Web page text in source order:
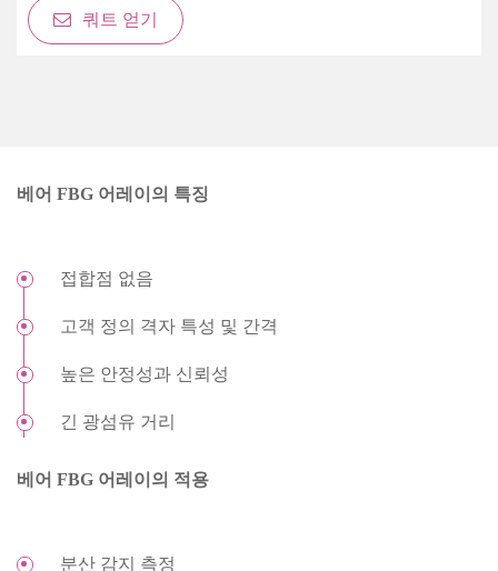
쿼트 얻기
베어 FBG 어레이의 특징
접합점 없음
고객 정의 격자 특성 및 간격
높은 안정성과 신뢰성
긴 광섬유 거리
베어 FBG 어레이의 적용
분산 감지 측정